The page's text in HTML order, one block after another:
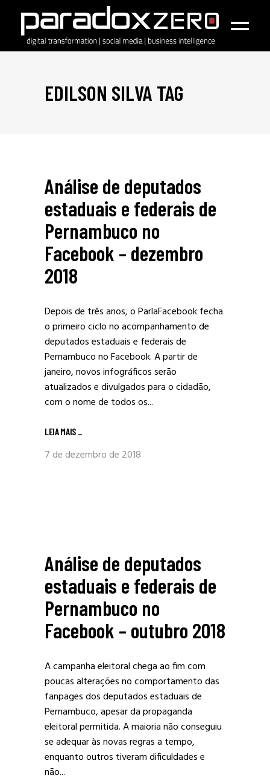
EDILSON SILVA TAG
Análise de deputados
estaduais e federais de
Pernambuco no
Facebook – dezembro
2018
Depois de três anos, o ParlaFacebook fecha
o primeiro ciclo no acompanhamento de
deputados estaduais e federais de
Pernambuco no Facebook. A partir de
janeiro, novos infográficos serão
atualizados e divulgados para o cidadão,
com o nome de todos os...
LEIA MAIS _
7 de dezembro de 2018
Análise de deputados
estaduais e federais de
Pernambuco no
Facebook – outubro 2018
A campanha eleitoral chega ao fim com
poucas alterações no comportamento das
fanpages dos deputados estaduais de
Pernambuco, apesar da propaganda
eleitoral permitida. A maioria não conseguiu
se adequar às novas regras a tempo,
enquanto outros tiveram dificuldades e
não...